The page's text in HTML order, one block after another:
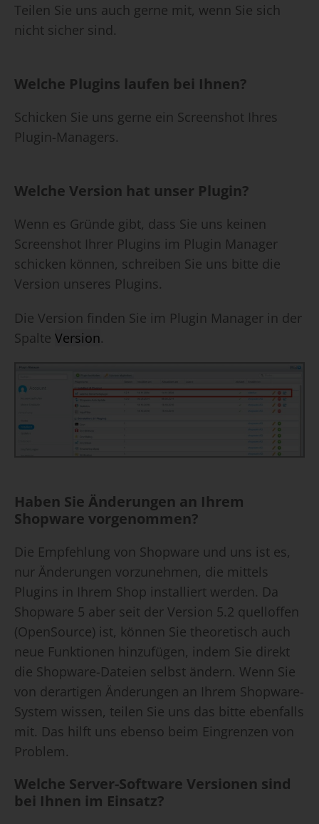
Teilen Sie uns auch gerne mit, wenn Sie sich
nicht sicher sind.
Welche Plugins laufen bei Ihnen?
Schicken Sie uns gerne ein Screenshot Ihres
Plugin-Managers.
Welche Version hat unser Plugin?
Wenn es Gründe gibt, dass Sie uns keinen
Screenshot Ihrer Plugins im Plugin Manager
schicken können, schreiben Sie uns bitte die
Version unseres Plugins.
Die Version finden Sie im Plugin Manager in der
Spalte Version.
Haben Sie Änderungen an Ihrem
Shopware vorgenommen?
Die Empfehlung von Shopware und uns ist es,
nur Änderungen vorzunehmen, die mittels
Plugins in Ihrem Shop installiert werden. Da
Shopware 5 aber seit der Version 5.2 quelloffen
(OpenSource) ist, können Sie theoretisch auch
neue Funktionen hinzufügen, indem Sie direkt
die Shopware-Dateien selbst ändern. Wenn Sie
von derartigen Änderungen an Ihrem Shopware-
System wissen, teilen Sie uns das bitte ebenfalls
mit. Das hilft uns ebenso beim Eingrenzen von
Problem.
Welche Server-Software Versionen sind
bei Ihnen im Einsatz?